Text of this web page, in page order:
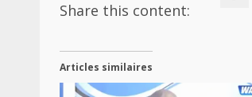
Share this content:
Articles similaires